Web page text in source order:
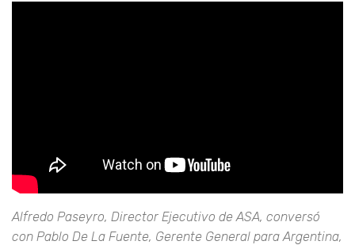
Alfredo Paseyro, Director Ejecutivo de ASA, conversó
con Pablo De La Fuente, Gerente General para Argentina,